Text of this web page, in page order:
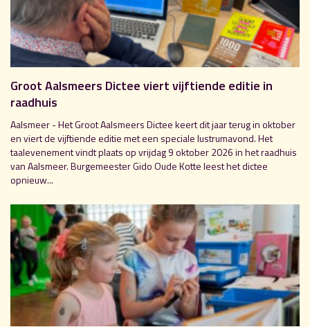
Groot Aalsmeers Dictee viert vijftiende editie in
raadhuis
Aalsmeer - Het Groot Aalsmeers Dictee keert dit jaar terug in oktober
en viert de vijftiende editie met een speciale lustrumavond. Het
taalevenement vindt plaats op vrijdag 9 oktober 2026 in het raadhuis
van Aalsmeer. Burgemeester Gido Oude Kotte leest het dictee
opnieuw...